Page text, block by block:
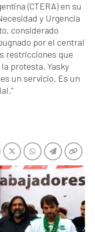
(CTERA) en su
y Urgencia
considerado
por el central
restricciones que
protesta. Yasky
un servicio. Es un